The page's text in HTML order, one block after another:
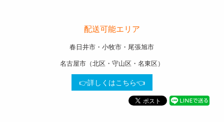
配送可能エリア
春日井市・小牧市・尾張旭市
名古屋市（北区・守山区・名東区）
👉詳しくはこちら👈